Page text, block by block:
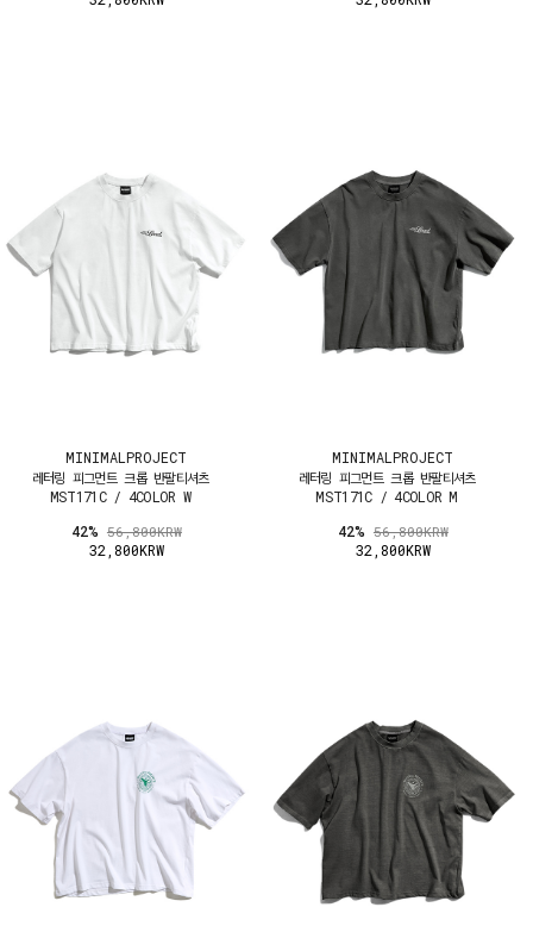
MINIMALPROJECT
레터링 피그먼트 크롭 반팔티셔츠
MST171C / 4COLOR W
42% 56,800KRW
32,800KRW
MINIMALPROJECT
레터링 피그먼트 크롭 반팔티셔츠
MST171C / 4COLOR M
42% 56,800KRW
32,800KRW